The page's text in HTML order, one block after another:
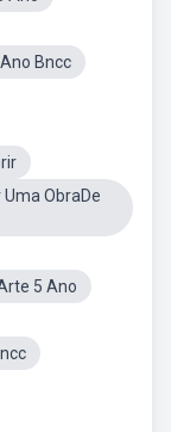
Bncc
ObraDe
5 Ano